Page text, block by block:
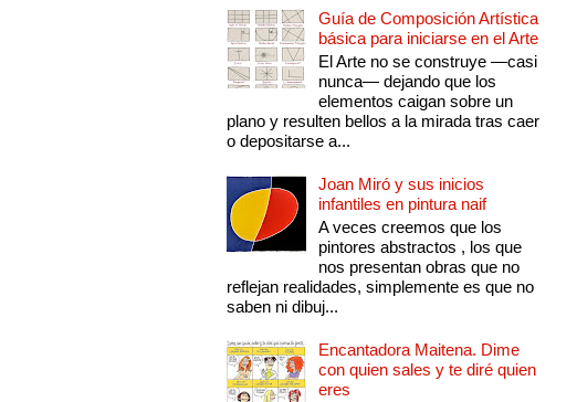
Guía de Composición Artística
básica para iniciarse en el Arte
El Arte no se construye —casi
nunca— dejando que los
elementos caigan sobre un
plano y resulten bellos a la mirada tras caer
o depositarse a...
Joan Miró y sus inicios
infantiles en pintura naif
A veces creemos que los
pintores abstractos , los que
nos presentan obras que no
reflejan realidades, simplemente es que no
saben ni dibuj...
Encantadora Maitena. Dime
con quien sales y te diré quien
eres